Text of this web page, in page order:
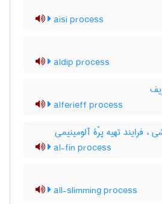
aisi process
aldip process
alferieff process
، فرایند تهیه پرّۀ آلومینیمی
al-fin process
all-slimming process